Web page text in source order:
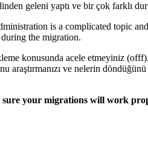
geleni yaptı ve bir çok farklı
is a complicated topic
the migration.
konusunda acele etmeyiniz
araştırmanızı ve nelerin
sure your migrations will work